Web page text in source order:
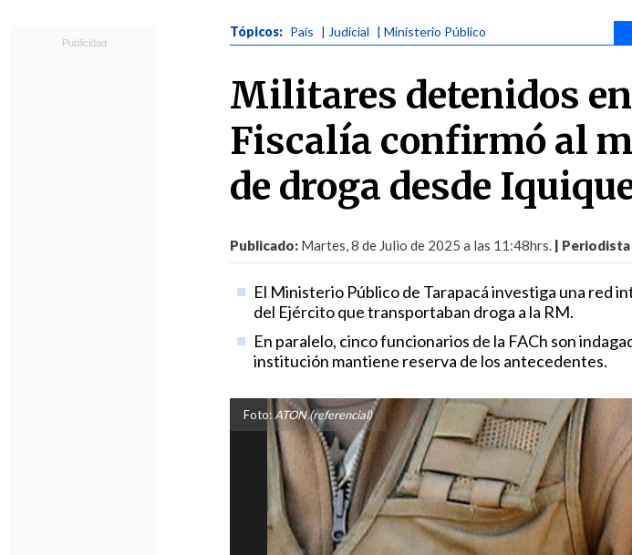
Tópicos: País | Judicial | Ministerio Público
Militares detenidos
Fiscalía confirmó al
de droga desde
Publicado: Martes, 8 de Julio de 2025 a las 11:48hrs. |
El Ministerio Público de Tarapacá investiga una red
del Ejército que transportaban droga a la RM.
En paralelo, cinco funcionarios de la FACh son
institución mantiene reserva de los antecedentes.
Foto:ATON (referencial)